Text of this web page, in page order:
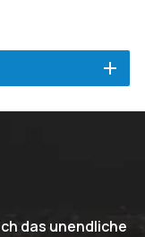
das unendliche